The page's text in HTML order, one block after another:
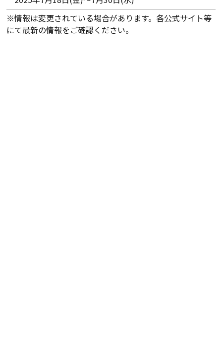
※情報は変更されている場合があります。各公式サイト等
にて最新の情報をご確認ください。